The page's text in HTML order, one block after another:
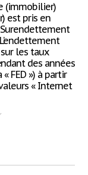
(immobilier)
est pris en
les taux
des années
FED ») à partir
« Internet